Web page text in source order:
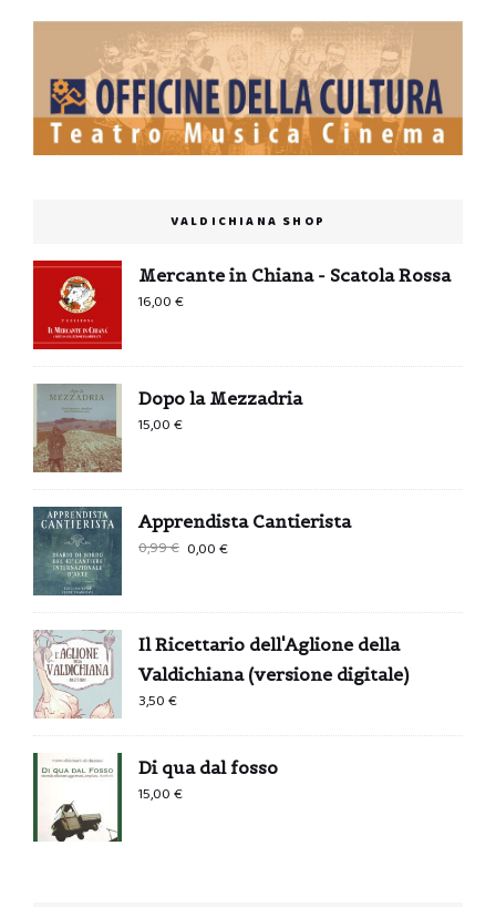
VALDICHIANA SHOP
Mercante in Chiana - Scatola Rossa
16,00€
Dopo la Mezzadria
15,00€
Apprendista Cantierista
0,99€
era:
0,99 €.
0,00€
è:
0,00 €.
Il Ricettario dell'Aglione della
Valdichiana (versione digitale)
3,50€
Di qua dal fosso
15,00€